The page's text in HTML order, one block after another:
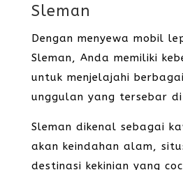
Sleman
Dengan menyewa mobil
Sleman, Anda memiliki
untuk menjelajahi
unggulan yang tersebar
Sleman dikenal sebagai
akan keindahan alam,
destinasi kekinian yang